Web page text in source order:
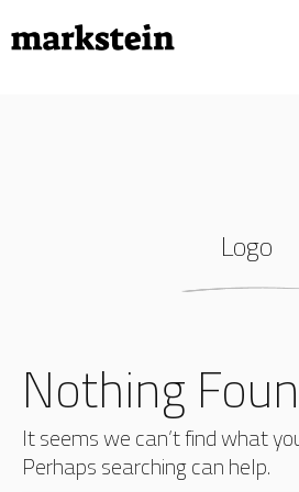
Logo
Nothing
It seems we can’t find what
Perhaps searching can help.